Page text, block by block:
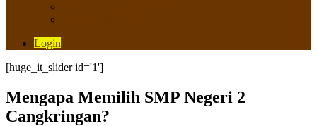
Login
[huge_it_slider id='1']
Mengapa Memilih SMP Negeri 2
Cangkringan?